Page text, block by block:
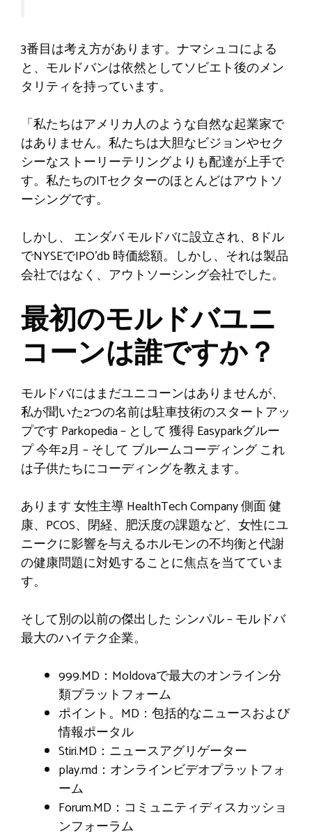
3番目は考え方があります。ナマシュコによる
と、モルドバンは依然としてソビエト後のメン
タリティを持っています。
「私たちはアメリカ人のような自然な起業家で
はありません。私たちは大胆なビジョンやセク
シーなストーリーテリングよりも配達が上手で
す。私たちのITセクターのほとんどはアウトソ
ーシングです。
しかし、 エンダバモルドバに設立され、8ドル
でNYSEでIPO’db時価総額。しかし、それは製品
会社ではなく、アウトソーシング会社でした。
最初のモルドバユニ
コーンは誰ですか？
モルドバにはまだユニコーンはありませんが、
私が聞いた2つの名前は駐車技術のスタートアッ
プです Parkopedia– として 獲得Easyparkグルー
プ今年2月 –そして ブルームコーディングこれ
は子供たちにコーディングを教えます。
あります女性主導HealthTech Company側面健
康、PCOS、閉経、肥沃度の課題など、女性にユ
ニークに影響を与えるホルモンの不均衡と代謝
の健康問題に対処することに焦点を当てていま
す。
そして別の以前の傑出した シンパル– モルドバ
最大のハイテク企業。
999.MD：Moldovaで最大のオンライン分
類プラットフォーム
ポイント。 MD ：包括的なニュースおよび
情報ポータル
Stiri.MD：ニュースアグリゲーター
play.md：オンラインビデオプラットフォ
ーム
Forum.MD：コミュニティディスカッショ
ンフォーラム